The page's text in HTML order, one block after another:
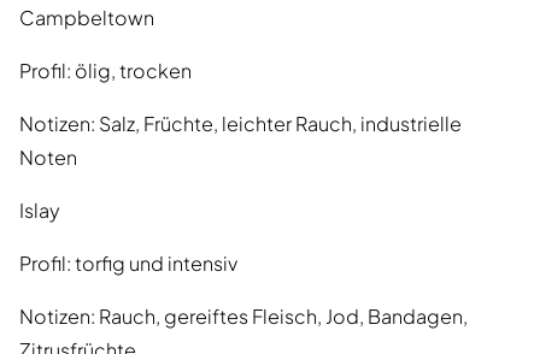
Campbeltown
Profil: ölig, trocken
Notizen: Salz, Früchte, leichter Rauch, industrielle
Noten
Islay
Profil: torfig und intensiv
Notizen: Rauch, gereiftes Fleisch, Jod, Bandagen,